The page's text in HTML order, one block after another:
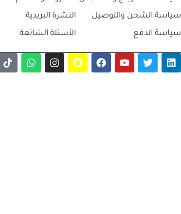
سياسة الشحن والتوصيل
سياسة الدفع
النشرة البريدية
الأسئلة الشائعة